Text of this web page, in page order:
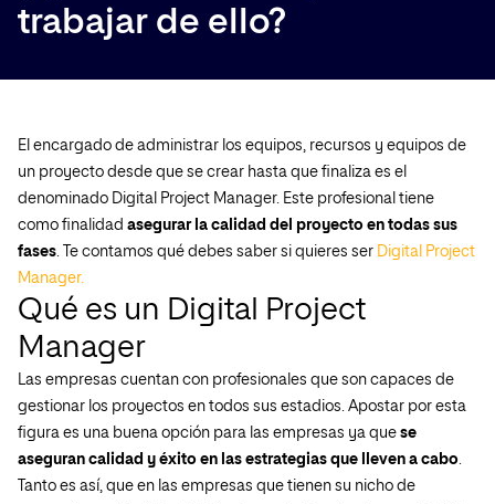
trabajar de ello?
El encargado de administrar los equipos, recursos y equipos de
un proyecto desde que se crear hasta que finaliza es el
denominado Digital Project Manager. Este profesional tiene
como finalidad asegurar la calidad del proyecto en todas sus
fases. Te contamos qué debes saber si quieres ser Digital Project
Manager.
Qué es un Digital Project
Manager
Las empresas cuentan con profesionales que son capaces de
gestionar los proyectos en todos sus estadios. Apostar por esta
figura es una buena opción para las empresas ya que se
aseguran calidad y éxito en las estrategias que lleven a cabo.
Tanto es así, que en las empresas que tienen su nicho de